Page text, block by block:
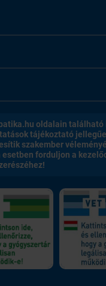
oldalain található
tájékoztató
szakember
esetben forduljon a